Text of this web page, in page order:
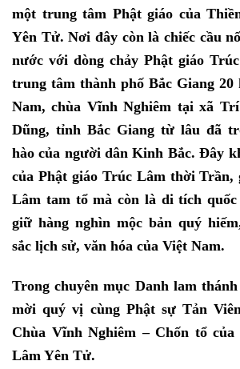
một trung tâm Phật giáo của
Yên Tử. Nơi đây còn là chiếc cầu
nước với dòng chảy Phật giáo
trung tâm thành phố Bắc Giang
Nam, chùa Vĩnh Nghiêm tại xã
Dũng, tỉnh Bắc Giang từ lâu đã
hào của người dân Kinh Bắc.Đây
của Phật giáo Trúc Lâm thời Trần,
Lâm tam tổ mà còn là di tích
giữ hàng nghìn mộc bản quý
sắc lịch sử, văn hóa của Việt Nam.
Trong chuyên mục Danh lam
mời quý vị cùng Phật sự Tản
Chùa Vĩnh Nghiêm – Chốn tổ
Lâm Yên Tử.